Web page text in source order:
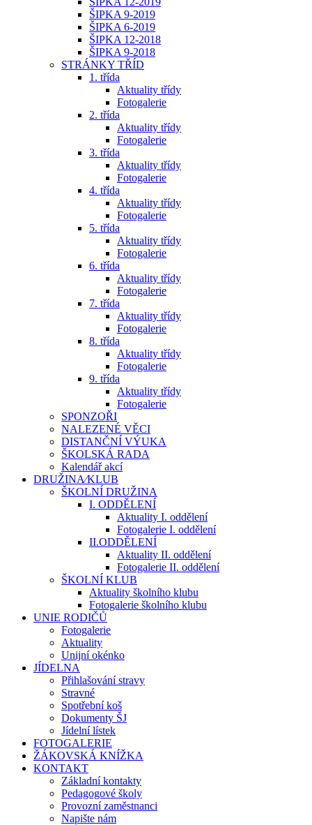
ŠIPKA 9-2019
ŠIPKA 6-2019
ŠIPKA 12-2018
ŠIPKA 9-2018
STRÁNKY TŘÍD
1. třída
Aktuality třídy
Fotogalerie
2. třída
Aktuality třídy
Fotogalerie
3. třída
Aktuality třídy
Fotogalerie
4. třída
Aktuality třídy
Fotogalerie
5. třída
Aktuality třídy
Fotogalerie
6. třída
Aktuality třídy
Fotogalerie
7. třída
Aktuality třídy
Fotogalerie
8. třída
Aktuality třídy
Fotogalerie
9. třída
Aktuality třídy
Fotogalerie
SPONZOŘI
NALEZENÉ VĚCI
DISTANČNÍ VÝUKA
ŠKOLSKÁ RADA
Kalendář akcí
DRUŽINA⁄KLUB
ŠKOLNÍ DRUŽINA
I. ODDĚLENÍ
Aktuality I. oddělení
Fotogalerie I. oddělení
II.ODDĚLENÍ
Aktuality II. oddělení
Fotogalerie II. oddělení
ŠKOLNÍ KLUB
Aktuality školního klubu
Fotogalerie školního klubu
UNIE RODIČŮ
Fotogalerie
Aktuality
Unijní okénko
JÍDELNA
Přihlašování stravy
Stravné
Spotřební koš
Dokumenty ŠJ
Jídelní lístek
FOTOGALERIE
ŽÁKOVSKÁ KNÍŽKA
KONTAKT
Základní kontakty
Pedagogové školy
Provozní zaměstnanci
Napište nám